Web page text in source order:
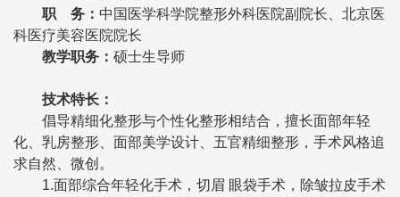
职 务： 中国医学科学院整形外科医院副院长、北京医
科医疗美容医院院长
教学职务： 硕士生导师
技术特长：
倡导精细化整形与个性化整形相结合，擅长面部年轻
化、乳房整形、面部美学设计、五官精细整形，手术风格追
求自然、微创。
1.面部综合年轻化手术，切眉 眼袋手术，除皱拉皮手术